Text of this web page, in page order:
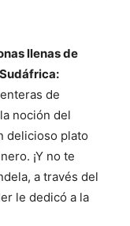
llenas de
de
noción del
delicioso plato
¡Y no te
a través del
le dedicó a la